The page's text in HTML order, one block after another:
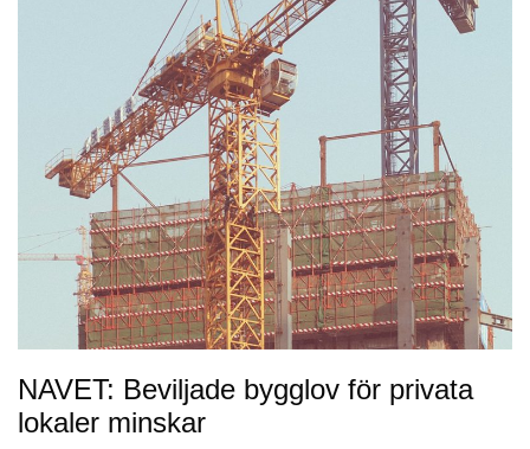
NAVET: Beviljade bygglov för privata
lokaler minskar